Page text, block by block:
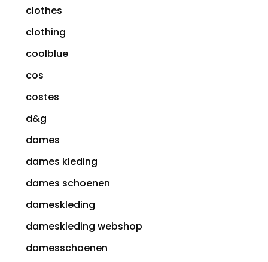
clothes
clothing
coolblue
cos
costes
d&g
dames
dames kleding
dames schoenen
dameskleding
dameskleding webshop
damesschoenen